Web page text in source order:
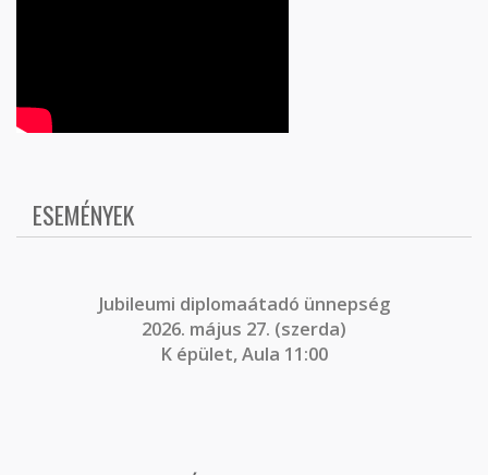
ESEMÉNYEK
Jubileumi diplomaátadó ünnepség
2026. május 27. (szerda)
K épület, Aula 11:00